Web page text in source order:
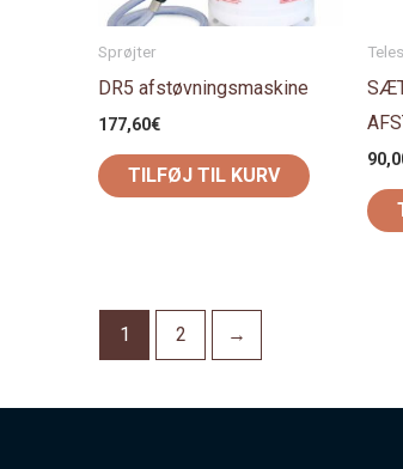
Sprøjter
DR5 afstøvningsmaskine
177,60€
TILFØJ TIL KURV
1 2 →